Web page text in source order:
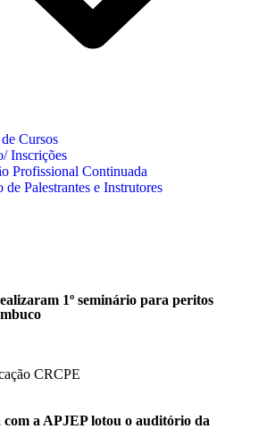
Cursos
Inscrições
Profissional Continuada
de Palestrantes e Instrutores
1º seminário para peritos
CRCPE
a APJEP lotou o auditório da